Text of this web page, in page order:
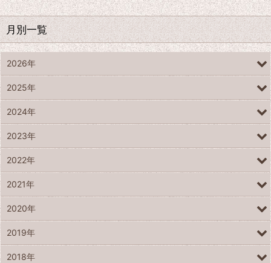
月別一覧
2026年
2025年
2024年
2023年
2022年
2021年
2020年
2019年
2018年